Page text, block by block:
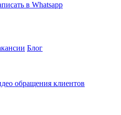
в Whatsapp
Блог
обращения клиентов